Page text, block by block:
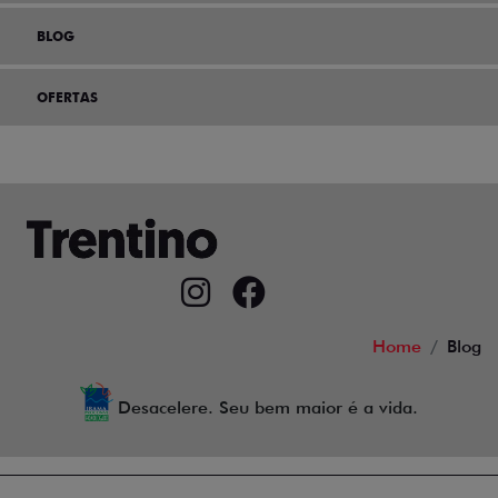
BLOG
OFERTAS
Home Blog
Desacelere. Seu bem maior é a vida.